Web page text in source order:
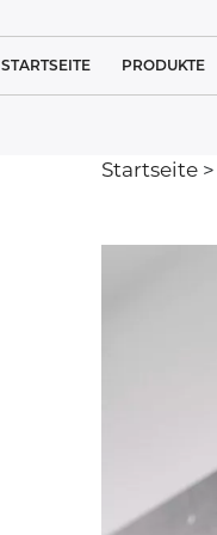
STARTSEITE PRODUKTE
SPORT
Startseite >